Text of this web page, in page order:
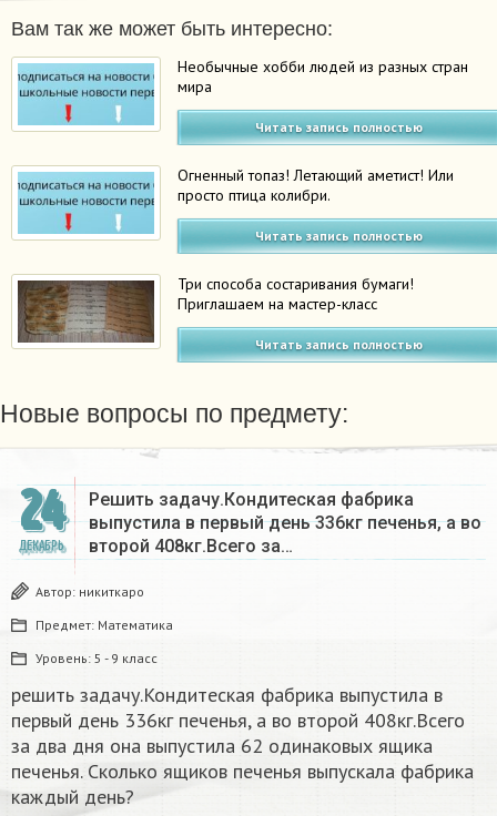
Вам так же может быть интересно:
Необычные хобби людей из разных стран
мира
Читать запись полностью
Огненный топаз! Летающий аметист! Или
просто птица колибри.
Читать запись полностью
Три способа состаривания бумаги!
Приглашаем на мастер-класс
Читать запись полностью
Новые вопросы по предмету:
24
ДЕКАБРЬ
Решить задачу.Кондитеская фабрика
выпустила в первый день 336кг печенья, а во
второй 408кг.Всего за…
Автор: никиткаро
Предмет: Математика
Уровень: 5 - 9 класс
решить задачу.Кондитеская фабрика выпустила в
первый день 336кг печенья, а во второй 408кг.Всего
за два дня она выпустила 62 одинаковых ящика
печенья. Сколько ящиков печенья выпускала фабрика
каждый день?